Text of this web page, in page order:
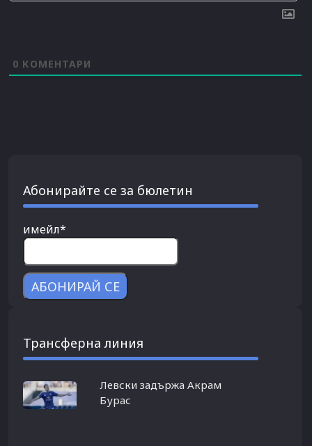
0 КОМЕНТАРИ
Абонирайте се за бюлетин
имейл*
Трансферна линия
Левски задържа Акрам
Бурас